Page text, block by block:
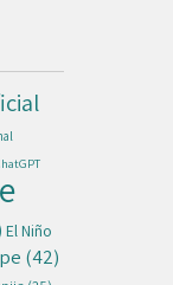
El Niño
(42)